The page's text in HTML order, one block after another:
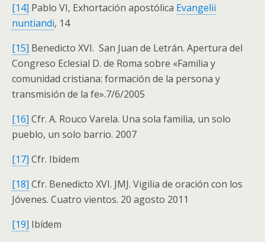
[14] Pablo VI, Exhortación apostólica Evangelii
nuntiandi, 14
[15] Benedicto XVI. San Juan de Letrán. Apertura del
Congreso Eclesial D. de Roma sobre «Familia y
comunidad cristiana: formación de la persona y
transmisión de la fe».7/6/2005
[16] Cfr. A. Rouco Varela. Una sola familia, un solo
pueblo, un solo barrio. 2007
[17] Cfr. Ibídem
[18] Cfr. Benedicto XVI. JMJ. Vigilia de oración con los
Jóvenes. Cuatro vientos. 20 agosto 2011
[19] Ibídem